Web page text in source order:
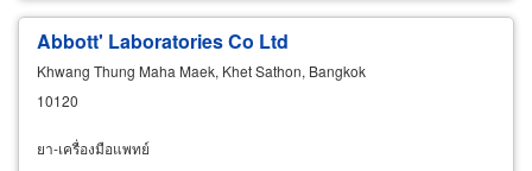
Abbott' Laboratories Co Ltd
Khwang Thung Maha Maek, Khet Sathon, Bangkok
10120
ยา-เครื่องมือแพทย์